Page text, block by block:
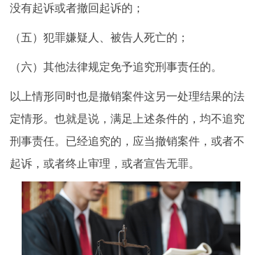
没有起诉或者撤回起诉的；
（五）犯罪嫌疑人、被告人死亡的；
（六）其他法律规定免予追究刑事责任的。
以上情形同时也是撤销案件这另一处理结果的法
定情形。也就是说，满足上述条件的，均不追究
刑事责任。已经追究的，应当撤销案件，或者不
起诉，或者终止审理，或者宣告无罪。